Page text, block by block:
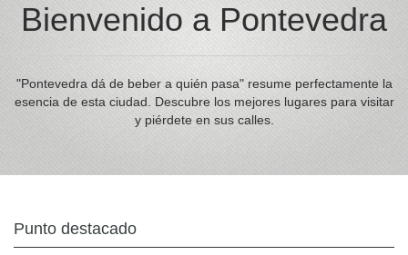
Bienvenido a Pontevedra
"Pontevedra dá de beber a quién pasa" resume perfectamente la
esencia de esta ciudad. Descubre los mejores lugares para visitar
y piérdete en sus calles.
Punto destacado